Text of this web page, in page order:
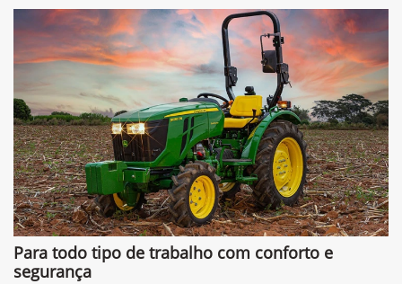
Para todo tipo de trabalho com conforto e
segurança